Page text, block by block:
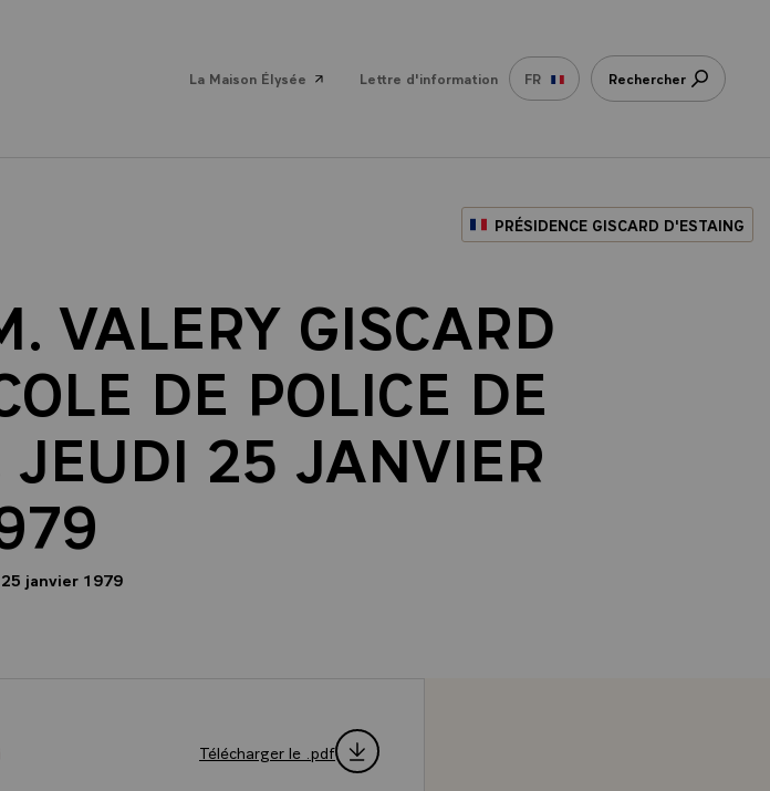
La Maison Élysée Lettre d'information FR Rechercher
PRÉSIDENCE GISCARD D'ESTAING
VALERY GISCARD
DE POLICE DE
JEUDI 25 JANVIER
janvier 1979
Télécharger le .pdf